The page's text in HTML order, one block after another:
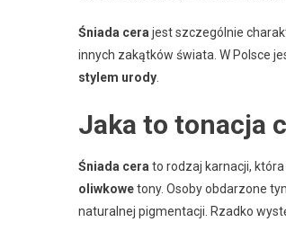
Śniada cera jest szczególnie
innych zakątków świata. W Polsce
stylem urody
Jaka to tonacja
Śniada cera to rodzaj karnacji,
oliwkowetony. Osoby obdarzone
naturalnej pigmentacji. Rzadko